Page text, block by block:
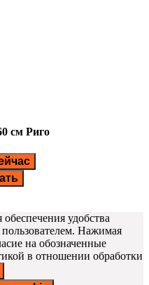
см Риго
удобства
пользователем. Нажимая
на обозначенные
в отношении обработки